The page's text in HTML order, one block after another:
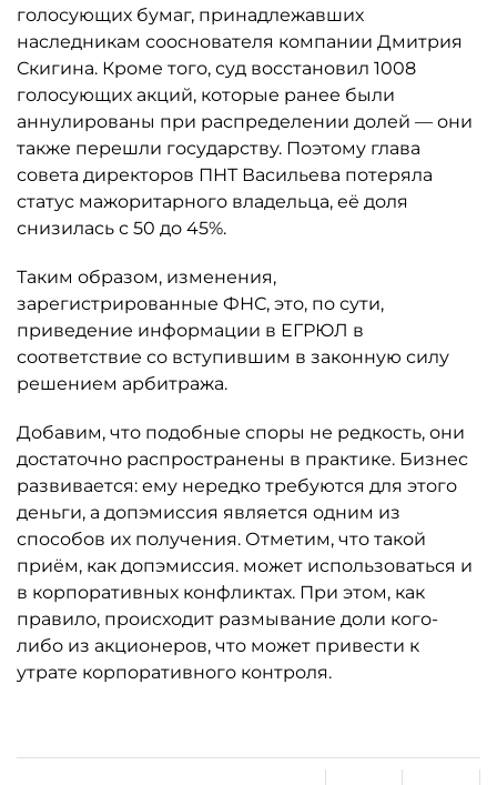
голосующих бумаг, принадлежавших
наследникам сооснователя компании Дмитрия
Скигина. Кроме того, суд восстановил 1008
голосующих акций, которые ранее были
аннулированы при распределении долей — они
также перешли государству. Поэтому глава
совета директоров ПНТ Васильева потеряла
статус мажоритарного владельца, её доля
снизилась с 50 до 45%.
Таким образом, изменения,
зарегистрированные ФНС, это, по сути,
приведение информации в ЕГРЮЛ в
соответствие со вступившим в законную силу
решением арбитража.
Добавим, что подобные споры не редкость, они
достаточно распространены в практике. Бизнес
развивается: ему нередко требуются для этого
деньги, а допэмиссия является одним из
способов их получения. Отметим, что такой
приём, как допэмиссия. может использоваться и
в корпоративных конфликтах. При этом, как
правило, происходит размывание доли кого-
либо из акционеров, что может привести к
утрате корпоративного контроля.